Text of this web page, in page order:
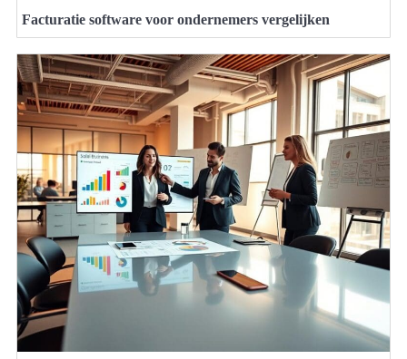
Facturatie software voor ondernemers vergelijken